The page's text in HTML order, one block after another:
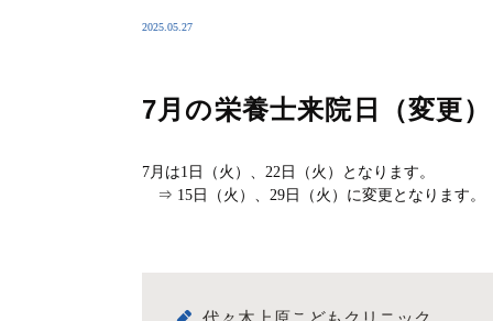
2025.05.27
7月の栄養士来院日（変更）
7月は1日（火）、22日（火）となります。
⇒ 15日（火）、29日（火）に変更となります。